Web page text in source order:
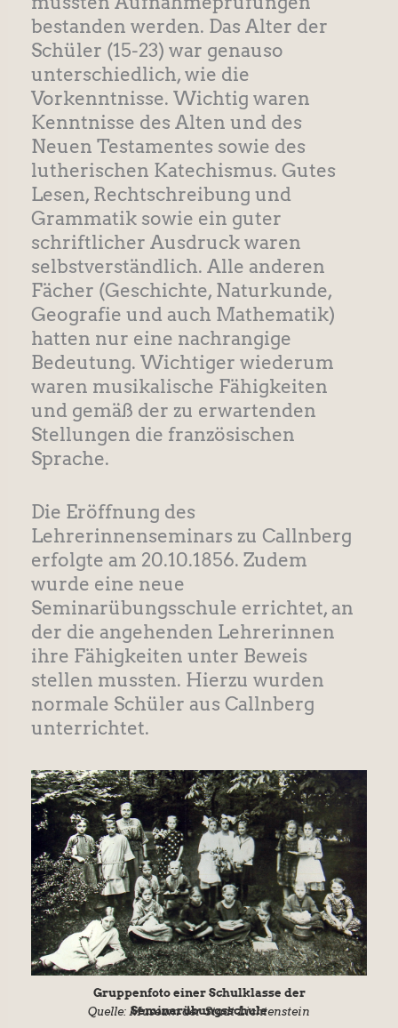
bestanden werden. Das Alter der
Schüler (15-23) war genauso
unterschiedlich, wie die
Vorkenntnisse. Wichtig waren
Kenntnisse des Alten und des
Neuen Testamentes sowie des
lutherischen Katechismus. Gutes
Lesen, Rechtschreibung und
Grammatik sowie ein guter
schriftlicher Ausdruck waren
selbstverständlich. Alle anderen
Fächer (Geschichte, Naturkunde,
Geografie und auch Mathematik)
hatten nur eine nachrangige
Bedeutung. Wichtiger wiederum
waren musikalische Fähigkeiten
und gemäß der zu erwartenden
Stellungen die französischen
Sprache.
Die Eröffnung des
Lehrerinnenseminars zu Callnberg
erfolgte am 20.10.1856. Zudem
wurde eine neue
Seminarübungsschule errichtet, an
der die angehenden Lehrerinnen
ihre Fähigkeiten unter Beweis
stellen mussten. Hierzu wurden
normale Schüler aus Callnberg
unterrichtet.
Gruppenfoto einer Schulklasse der
Seminarübungsschule
Quelle: Museum der Stadt Lichtenstein